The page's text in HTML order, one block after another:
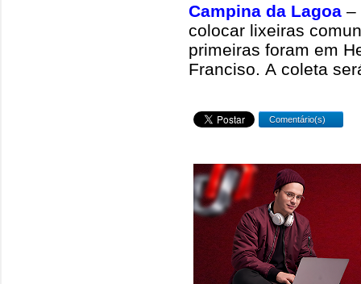
Campina da Lagoa –
colocar lixeiras
primeiras foram em
Franciso. A coleta
Comentário(s)